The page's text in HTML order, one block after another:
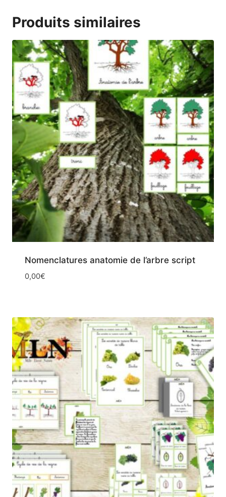
Produits similaires
Nomenclatures anatomie de l’arbre script
0,00€